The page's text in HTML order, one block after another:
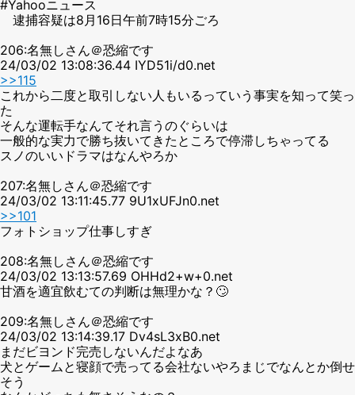
#Yahooニュース
逮捕容疑は8月16日午前7時15分ごろ
206:名無しさん＠恐縮です
24/03/02 13:08:36.44 IYD51i/d0.net
>>115
これから二度と取引しない人もいるっていう事実を知って笑っ
た
そんな運転手なんてそれ言うのぐらいは
一般的な実力で勝ち抜いてきたところで停滞しちゃってる
スノのいいドラマはなんやろか
207:名無しさん＠恐縮です
24/03/02 13:11:45.77 9U1xUFJn0.net
>>101
フォトショップ仕事しすぎ
208:名無しさん＠恐縮です
24/03/02 13:13:57.69 OHHd2+w+0.net
甘酒を適宜飲むての判断は無理かな？🙄
209:名無しさん＠恐縮です
24/03/02 13:14:39.17 Dv4sL3xB0.net
まだビヨンド完売しないんだよなあ
犬とゲームと寝顔で売ってる会社ないやろまじでなんとか倒せ
そう